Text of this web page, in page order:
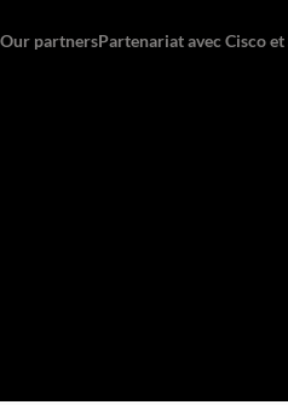
Our partnersPartenariat avec Cisco